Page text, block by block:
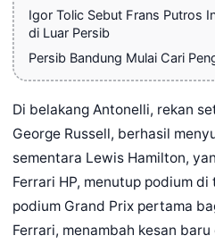
Igor Tolic Sebut Frans Putros
di Luar Persib
Persib Bandung Mulai Cari
Di belakang Antonelli, rekan
George Russell, berhasil
sementara Lewis Hamilton,
Ferrari HP, menutup podium
podium Grand Prix pertama
Ferrari, menambah kesan